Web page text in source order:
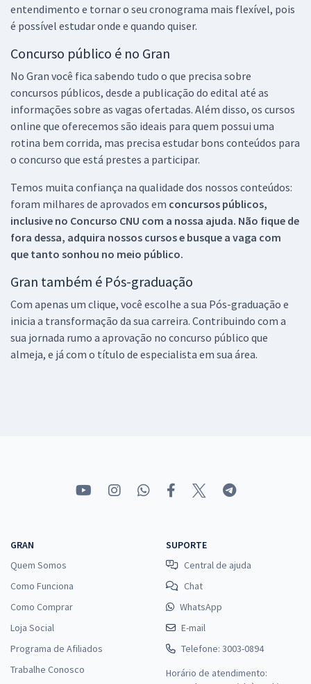
entendimento e tornar o seu cronograma mais flexível, pois
é possível estudar onde e quando quiser.
Concurso público é no Gran
No Gran você fica sabendo tudo o que precisa sobre
concursos públicos, desde a publicação do edital até as
informações sobre as vagas ofertadas. Além disso, os cursos
online que oferecemos são ideais para quem possui uma
rotina bem corrida, mas precisa estudar bons conteúdos para
o concurso que está prestes a participar.
Temos muita confiança na qualidade dos nossos conteúdos:
foram milhares de aprovados em concursos públicos,
inclusive no Concurso CNU com a nossa ajuda. Não fique de
fora dessa, adquira nossos cursos e busque a vaga com
que tanto sonhou no meio público.
Gran também é Pós-graduação
Com apenas um clique, você escolhe a sua Pós-graduação e
inicia a transformação da sua carreira. Contribuindo com a
sua jornada rumo a aprovação no concurso público que
almeja, e já com o título de especialista em sua área.
GRAN
Quem Somos
Como Funciona
Como Comprar
Loja Social
Programa de Afiliados
Trabalhe Conosco
SUPORTE
Central de ajuda
Chat
WhatsApp
E-mail
Telefone: 3003-0894
Horário de atendimento: